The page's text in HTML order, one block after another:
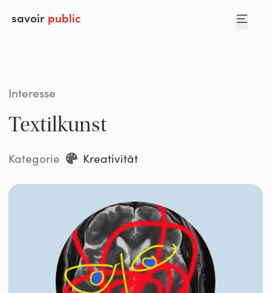
savoir public
Interesse
Textilkunst
Kategorie Kreativität